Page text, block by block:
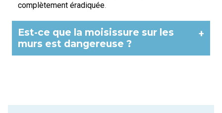
complètement éradiquée.
Est-ce que la moisissure sur les
murs est dangereuse ?
+